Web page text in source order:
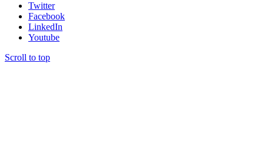
Twitter
Facebook
LinkedIn
Youtube
Scroll to top